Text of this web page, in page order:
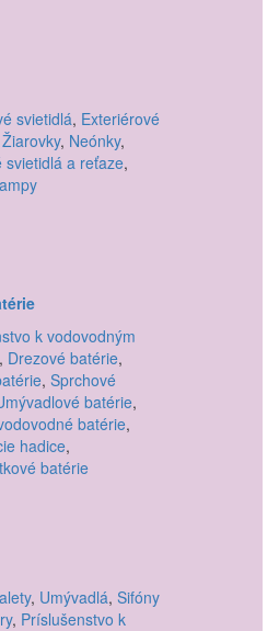
svietidlá, Exteriérové
Žiarovky, Neónky,
svietidlá a reťaze,
k vodovodným
, Drezové batérie,
, Sprchové
batérie,
batérie,
hadice,
batérie
, Umývadlá, Sifóny
, Príslušenstvo k